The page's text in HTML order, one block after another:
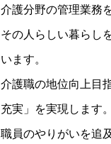
介護分野の管理業務
その人らしい暮らし
います。
介護職の地位向上目
充実」を実現します。
職員のやりがいを追